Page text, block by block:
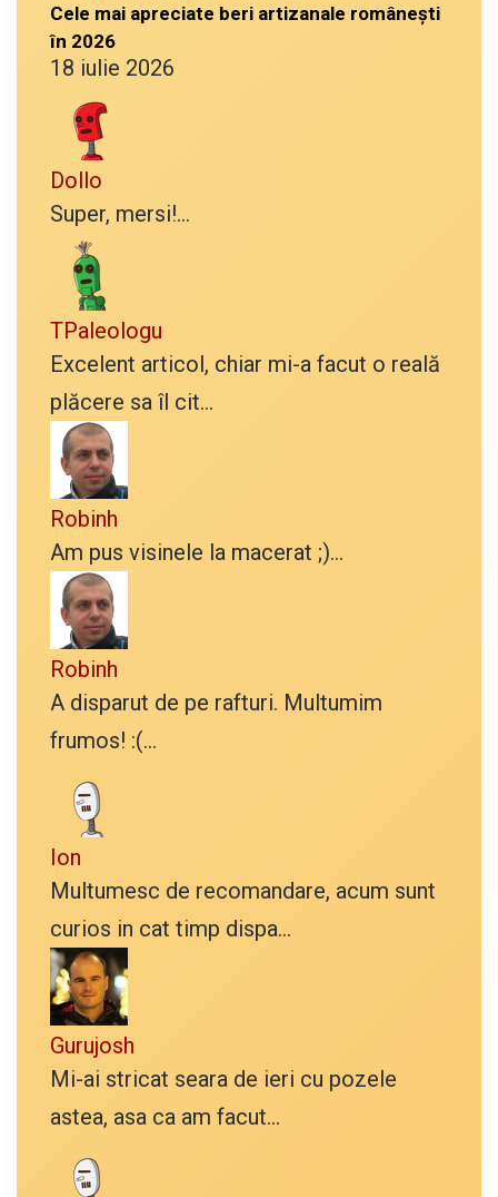
Cele mai apreciate beri artizanale românești
în 2026
18 iulie 2026
Dollo
Super, mersi!...
TPaleologu
Excelent articol, chiar mi-a facut o reală
plăcere sa îl cit...
Robinh
Am pus visinele la macerat ;)...
Robinh
A disparut de pe rafturi. Multumim
frumos! :(...
Ion
Multumesc de recomandare, acum sunt
curios in cat timp dispa...
Gurujosh
Mi-ai stricat seara de ieri cu pozele
astea, asa ca am facut...